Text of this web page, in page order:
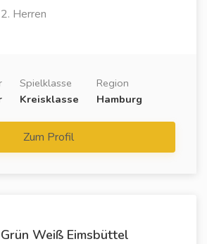
2. Herren
Spielklasse
Kreisklasse
Region
Hamburg
Zum Profil
Grün Weiß Eimsbüttel